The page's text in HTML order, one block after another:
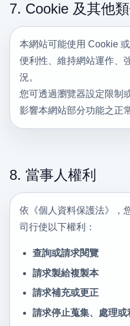
7. Cookie 及其他
本網站可能使用 Cookie
便利性、維持網站運作、
況。
您可透過瀏覽器設定限制
影響本網站部分功能之正
8. 當事人權利
依《個人資料保護法》，
司行使以下權利：
查詢或請求閱覽
請求製給複製本
請求補充或更正
請求停止蒐集、處理或